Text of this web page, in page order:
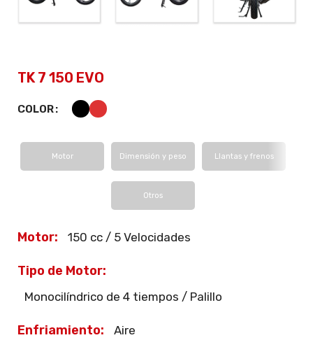
TK 7 150 EVO
COLOR
Motor Dimensión y peso Llantas y frenos
Otros
Motor: 150 cc / 5 Velocidades
Tipo de Motor:
Monocilíndrico de 4 tiempos / Palillo
Enfriamiento: Aire